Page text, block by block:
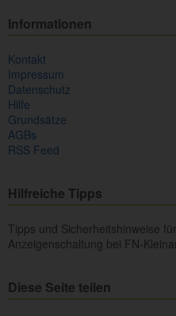
Informationen
Kontakt
Impressum
Datenschutz
Hilfe
Grundsätze
AGBs
RSS Feed
Hilfreiche Tipps
Tipps und Sicherheitshinweise
Anzeigenschaltung bei FN-
Diese Seite teilen